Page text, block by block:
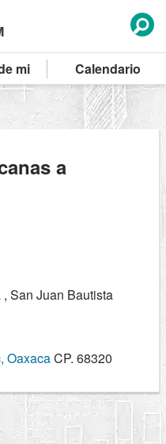
mi Calendario
a
San Juan Bautista
OaxacaCP. 68320